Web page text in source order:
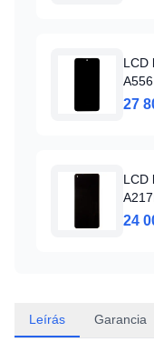
LCD
27
LCD
24
Leírás Garancia